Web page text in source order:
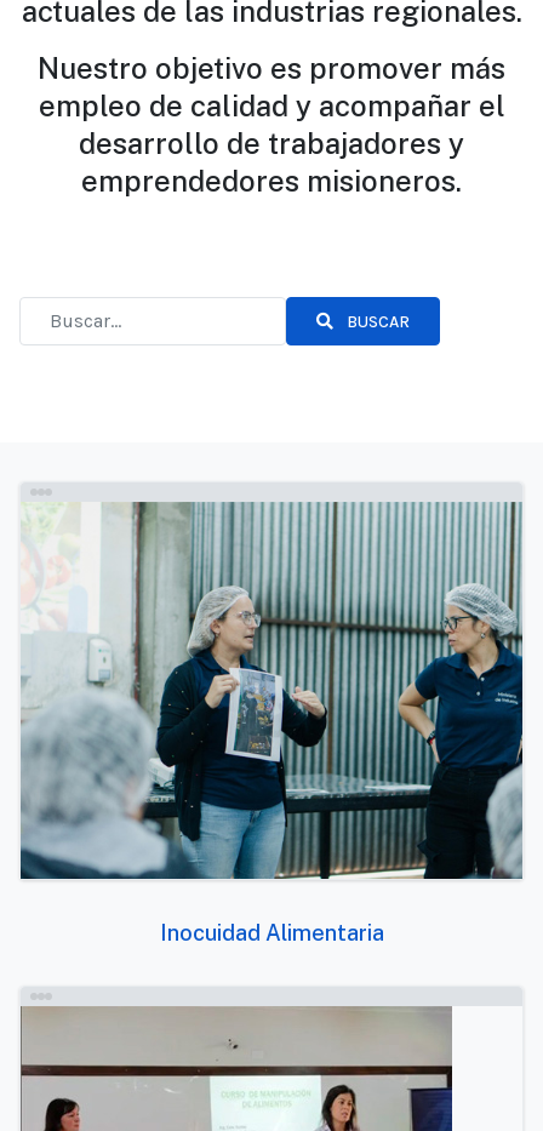
actuales de las industrias regionales.
Nuestro objetivo es promover más
empleo de calidad y acompañar el
desarrollo de trabajadores y
emprendedores misioneros.
BUSCAR
Inocuidad Alimentaria